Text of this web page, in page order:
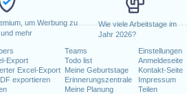
um Werbung zu
mehr
Wie viele Arbeitstage im
Jahr 2026?
Export
Excel-Export
exportieren
Teams
Todo list
Meine Geburtstage
Erinnerungszentrale
Meine Planung
Einstellungen
Anmeldeseite
Kontakt-Seite
Impressum
Teilen